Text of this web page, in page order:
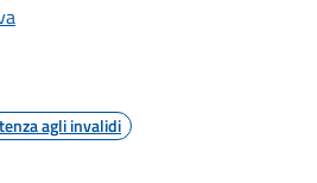
agli invalidi